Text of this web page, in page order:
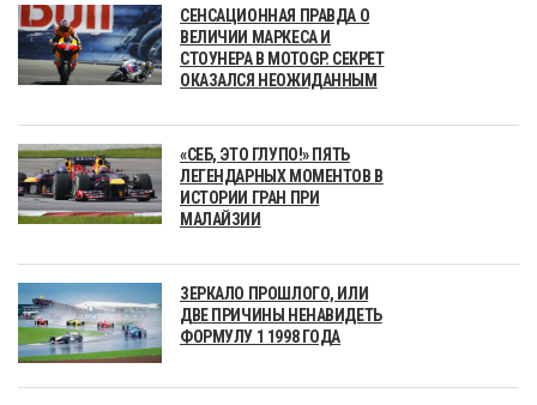
СЕНСАЦИОННАЯ ПРАВДА О
ВЕЛИЧИИ МАРКЕСА И
СТОУНЕРА В MOTOGP. СЕКРЕТ
ОКАЗАЛСЯ НЕОЖИДАННЫМ
«СЕБ, ЭТО ГЛУПО!» ПЯТЬ
ЛЕГЕНДАРНЫХ МОМЕНТОВ В
ИСТОРИИ ГРАН ПРИ
МАЛАЙЗИИ
ЗЕРКАЛО ПРОШЛОГО, ИЛИ
ДВЕ ПРИЧИНЫ НЕНАВИДЕТЬ
ФОРМУЛУ 1 1998 ГОДА